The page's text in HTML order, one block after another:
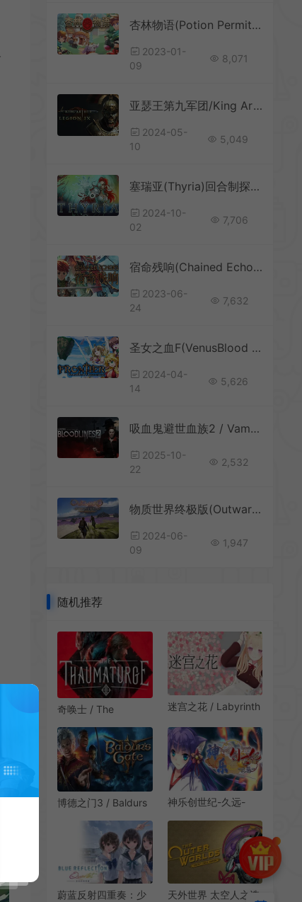
杏林物语(Potion Permit)简中|PC|像素动作冒险RPG游戏
2023-01-
09
8,071
亚瑟王第九军团/King Arthur: Legion IX 回合制策略角色扮演游戏/下载
2024-05-
10
5,049
塞瑞亚(Thyria)回合制探索时间管理RPG游戏|下载
2024-10-
02
7,706
宿命残响(Chained Echoes)日式回合制RPG游戏|下载
2023-06-
24
7,632
圣女之血F(VenusBlood FRONTIER)简中|PC|RPG|补丁|角色扮演策略游戏
2024-04-
14
5,626
吸血鬼避世血族2 / Vampire The Masquerade Bloodlines 2 沉浸式动作RPG游戏
2025-10-
22
2,532
物质世界终极版(Outward Definitive Edition)开放世界动作RPG游戏|下载
2024-06-
09
1,947
随机推荐
奇唤士 / The
动回合制RPG游戏
迷宫之花 / Labyrinth
宫RPG游戏
博德之门3 / Baldurs
神乐创世纪-久远-
Kuon’s Story)简
中|PC|RPG|巫女迷宫
探索角色扮演游戏
蔚蓝反射四重奏：少
天外世界 太空人之选